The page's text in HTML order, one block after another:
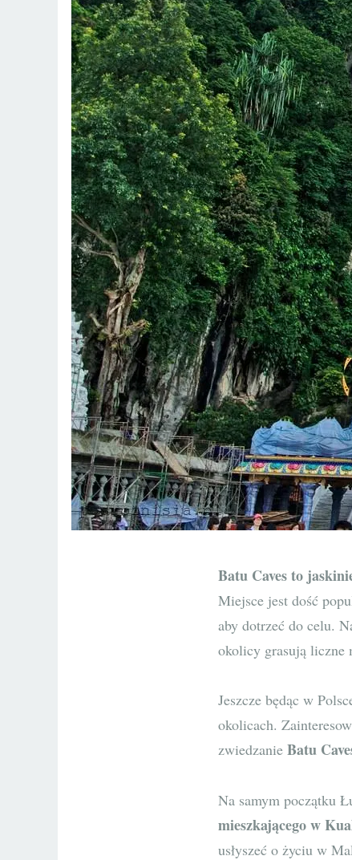
Batu Caves to
Miejsce jest dość
aby dotrzeć do celu.
okolicy grasują liczne
Jeszcze będąc w
okolicach.
zwiedzanie Batu
Na samym początku
mieszkającego w
usłyszeć o życiu w